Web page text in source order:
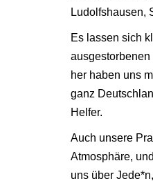
Ludolfshausen,
Es lassen sich
ausgestorbenen
her haben uns
ganz
Helfer.
Auch unsere
Atmosphäre,
uns über